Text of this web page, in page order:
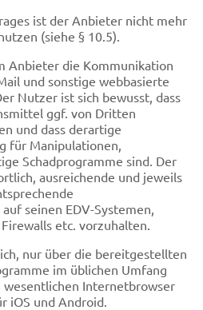
ist der Anbieter nicht mehr
(siehe § 10.5).
Anbieter die Kommunikation
und sonstige webbasierte
Nutzer ist sich bewusst, dass
ggf. von Dritten
und dass derartige
für Manipulationen,
Schadprogramme sind. Der
ausreichende und jeweils
seinen EDV-Systemen,
etc. vorzuhalten.
nur über die bereitgestellten
im üblichen Umfang
Internetbrowser
iOS und Android.